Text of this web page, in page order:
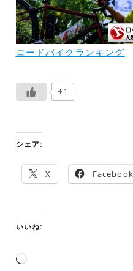
ロードバイクランキング
+1
シェア:
X Facebook
いいね:
読